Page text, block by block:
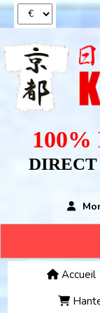
DIRECT
Accueil
Panneau de gestion